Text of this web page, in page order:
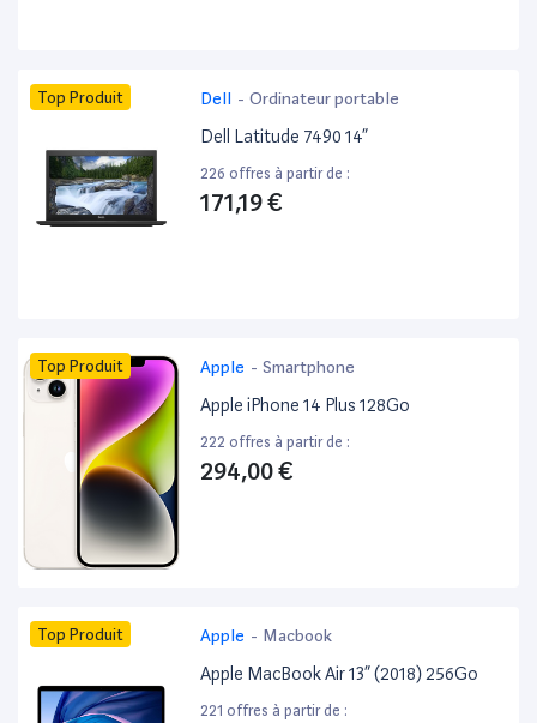
Top Produit Dell - Ordinateur portable
Dell Latitude 7490 14”
226 offres à partir de :
171,19 €
Top Produit Apple - Smartphone
Apple iPhone 14 Plus 128Go
222 offres à partir de :
294,00 €
Top Produit Apple - Macbook
Apple MacBook Air 13” (2018) 256Go
221 offres à partir de :